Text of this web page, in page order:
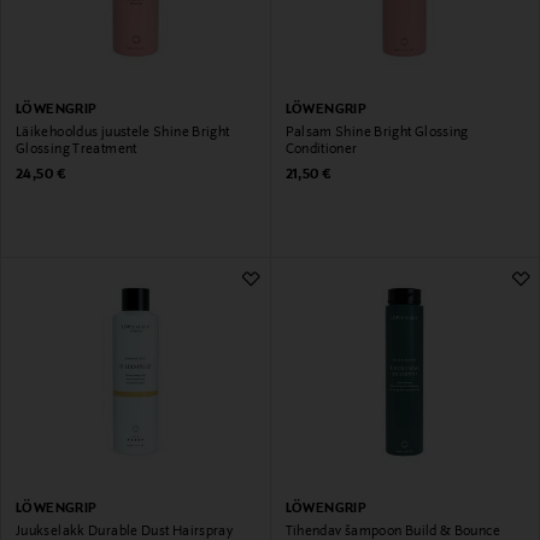
LÖWENGRIP
Läikehooldus juustele Shine Bright
Glossing Treatment
Original Price
24,50 €
LÖWENGRIP
Palsam Shine Bright Glossing
Conditioner
Original Price
21,50 €
LÖWENGRIP
Juukselakk Durable Dust Hairspray
LÖWENGRIP
Tihendav šampoon Build & Bounce